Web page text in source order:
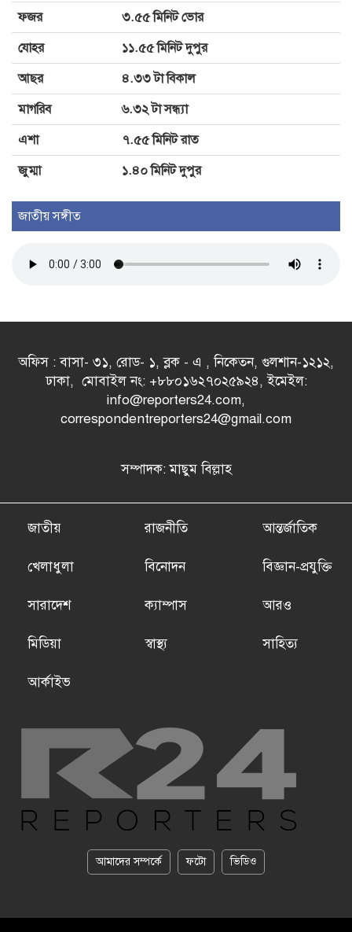
জেআইসিতে আটকে তারেক রহমানকেও
নির্যাতন করা হয়েছিল: চিফ প্রসিকিউটর
ফজর
৩.৫৫ মিনিট ভোর
যোহর
১১.৫৫ মিনিট দুপুর
আছর
৪.৩৩ টা বিকাল
মাগরিব
৬.৩২ টা সন্ধ্যা
এশা
৭.৫৫ মিনিট রাত
জুম্মা
১.৪০ মিনিট দুপুর
জাতীয় সঙ্গীত
অফিস : বাসা- ৩১, রোড- ১, ব্লক - এ , নিকেতন, গুলশান-১২১২,
ঢাকা, মোবাইল নং: +৮৮০১৬২৭০২৫৯২৪, ইমেইল:
info@reporters24.com,
correspondentreporters24@gmail.com
সম্পাদক: মাছুম বিল্লাহ
জাতীয় রাজনীতি আন্তর্জাতিক
খেলাধুলা বিনোদন বিজ্ঞান-প্রযুক্তি
সারাদেশ ক্যাম্পাস আরও
মিডিয়া স্বাস্থ্য সাহিত্য
আর্কাইভ
আমাদের সম্পর্কে ফটো ভিডিও